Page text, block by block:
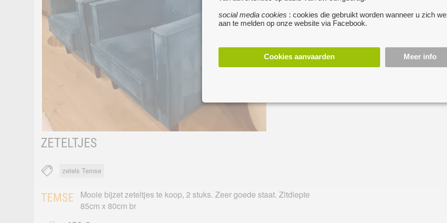
social media cookies : cookies die gebruikt worden wanneer u zich
aan te melden op onze website via Facebook.
Cookies aanvaarden Meer info
ZETELTJES
zetels Temse
TEMSE
Mooie bijzet zeteltjes te koop, 2 stuks. Zeer goede staat. Zitdiepte
85cm x 80cm br